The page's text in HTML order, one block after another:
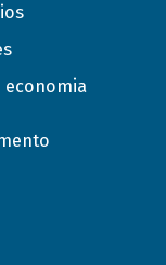
economia